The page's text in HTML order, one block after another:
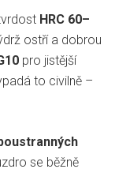
HRC 60–
ostří a dobrou
pro jistější
to civilně –
se běžně